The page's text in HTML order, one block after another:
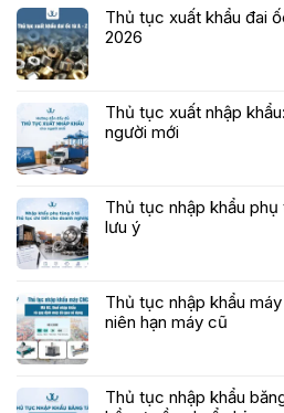
Thủ tục xuất khẩu đai
2026
Thủ tục xuất nhập
người mới
Thủ tục nhập khẩu
lưu ý
Thủ tục nhập khẩu
niên hạn máy cũ
Thủ tục nhập khẩu